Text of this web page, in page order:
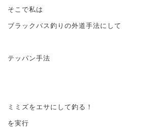
そこで私は
ブラックバス釣りの外道手法にして
テッパン手法
ミミズをエサにして釣る！
を実行